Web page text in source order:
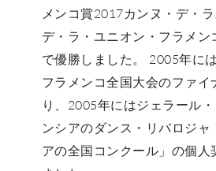
メンコ賞2017カンヌ・デ・
デ・ラ・ユニオン・フラメン
で優勝しました。 2005年に
フラメンコ全国大会のファイ
り、2005年にはジェラール
ンシアのダンス・リバロジャ
アの全国コンクール」の個人